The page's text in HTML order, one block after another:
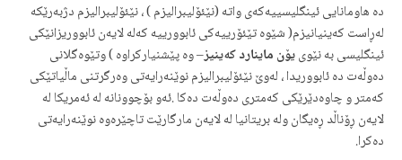
ده‌ هاومانایی‌ ئینگلیسییه‌که‌ی واته‌ (نێئۆلیبرالیزم ) ، نێئۆلیبرالیزم دژبه‌رێکه‌
له‌ڕاست که‌ینیانیزم( شێوه‌ تێئۆرییه‌کی ئابوورییه‌ که‌له‌ لایه‌ن ئابووریزانێکی
ئینگلیسی به‌ نێوییۆن ماینارد که‌ینیز– وه‌ پێشنیارکراوه‌ ) وتێوه‌گلانی
ده‌وڵه‌ت ده‌ ئابووریدا ، له‌وێ نێئۆلیبرالیزم نوێنه‌رایه‌تی وه‌رگرتنی ماڵیاتێکی
که‌متر و چاوه‌دێرێکی که‌متری ده‌وڵه‌ت ده‌کا .ئه‌و بۆچوونانه‌ له‌ ئه‌مریکا له‌
لایه‌ن ڕۆناڵد ڕه‌یگان وله‌ بریتانیا له‌ لایه‌ن مارگارێت تاچێره‌وه‌ نوێنه‌رایه‌تی
ده‌کرا.